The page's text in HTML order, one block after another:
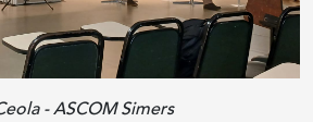
- ASCOM Simers